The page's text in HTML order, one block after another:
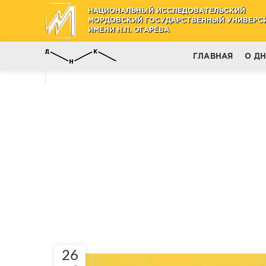
НАЦИОНАЛЬНЫЙ ИССЛЕДОВАТЕЛЬСКИЙ
МОРДОВСКИЙ ГОСУДАРСТВЕННЫЙ
ИМЕНИ Н.П. ОГАРЁВА
ГЛАВНАЯ О
26